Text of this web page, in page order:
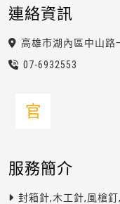
服務簡介
封箱針,木工針,風槍
連絡資訊
高雄市湖內區中山路
07-6932553
官